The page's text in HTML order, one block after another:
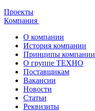
Проекты
Компания
О компании
История компании
Принципы компании
О группе ТЕХНО
Поставщикам
Вакансии
Новости
Статьи
Реквизиты